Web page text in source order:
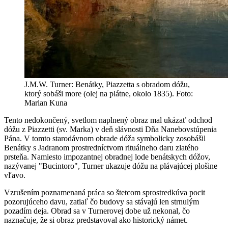
J.M.W. Turner: Benátky, Piazzetta s obradom dóžu,
ktorý sobáši more (olej na plátne, okolo 1835). Foto:
Marian Kuna
Tento nedokončený, svetlom naplnený obraz mal ukázať odchod
dóžu z Piazzetti (sv. Marka) v deň slávnosti Dňa Nanebovstúpenia
Pána. V tomto starodávnom obrade dóža symbolicky zosobášil
Benátky s Jadranom prostredníctvom rituálneho daru zlatého
prsteňa. Namiesto impozantnej obradnej lode benátskych dóžov,
nazývanej "Bucintoro", Turner ukazuje dóžu na plávajúcej plošine
vľavo.
Vzrušením poznamenaná práca so štetcom sprostredkúva pocit
pozorujúceho davu, zatiaľ čo budovy sa stávajú len strnulým
pozadím deja. Obrad sa v Turnerovej dobe už nekonal, čo
naznačuje, že si obraz predstavoval ako historický námet.